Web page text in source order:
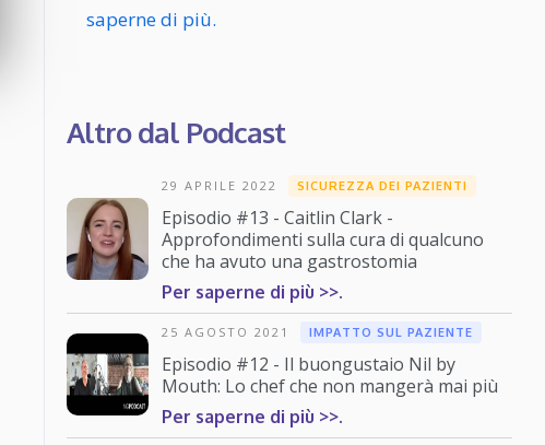
saperne di più.
Altro dal Podcast
29 APRILE 2022 SICUREZZA DEI PAZIENTI
Episodio #13 - Caitlin Clark -
Approfondimenti sulla cura di qualcuno
che ha avuto una gastrostomia
Per saperne di più >>.
25 AGOSTO 2021 IMPATTO SUL PAZIENTE
Episodio #12 - Il buongustaio Nil by
Mouth: Lo chef che non mangerà mai più
Per saperne di più >>.